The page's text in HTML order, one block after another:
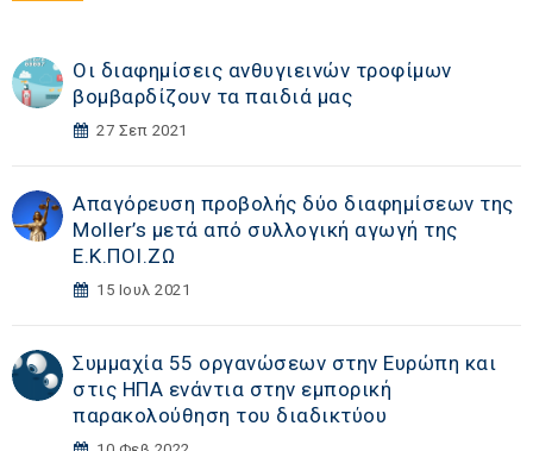
Οι διαφημίσεις ανθυγιεινών τροφίμων
βομβαρδίζουν τα παιδιά μας
27 Σεπ 2021
Απαγόρευση προβολής δύο διαφημίσεων της
Moller’s μετά από συλλογική αγωγή της
Ε.Κ.ΠΟΙ.ΖΩ
15 Ιουλ 2021
Συμμαχία 55 οργανώσεων στην Ευρώπη και
στις ΗΠΑ ενάντια στην εμπορική
παρακολούθηση του διαδικτύου